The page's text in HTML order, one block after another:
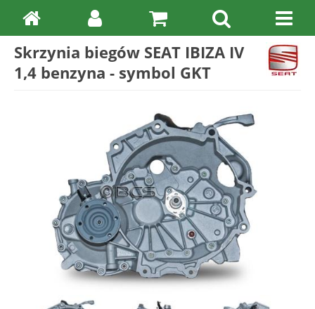
Skrzynia biegów SEAT IBIZA IV
1,4 benzyna - symbol GKT